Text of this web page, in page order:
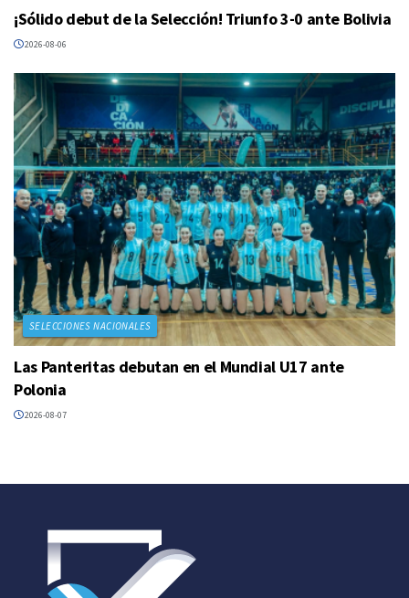
¡Sólido debut de la Selección! Triunfo 3-0 ante Bolivia
2026-08-06
SELECCIONES NACIONALES
Las Panteritas debutan en el Mundial U17 ante
Polonia
2026-08-07